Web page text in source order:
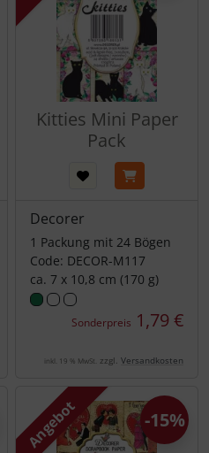
Kitties Mini Paper
Pack
Decorer
1 Packung mit 24 Bögen
Code: DECOR-M117
ca. 7 x 10,8 cm (170 g)
Sonderpreis 1,79 €
inkl. 19 % MwSt. zzgl. Versandkosten
Angebot -15%